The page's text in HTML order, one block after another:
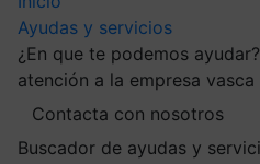
Ayudas y servicios
¿En que te podemos ayudar?
atención a la empresa vasca
Contacta con nosotros
Buscador de ayudas y